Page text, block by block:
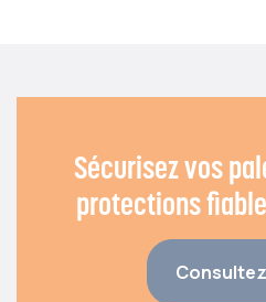
Sécurisez vos
protections